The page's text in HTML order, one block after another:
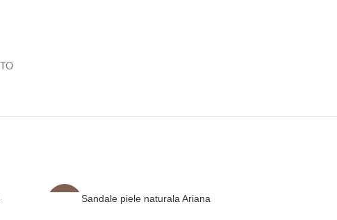
Sandale piele naturala Ariana